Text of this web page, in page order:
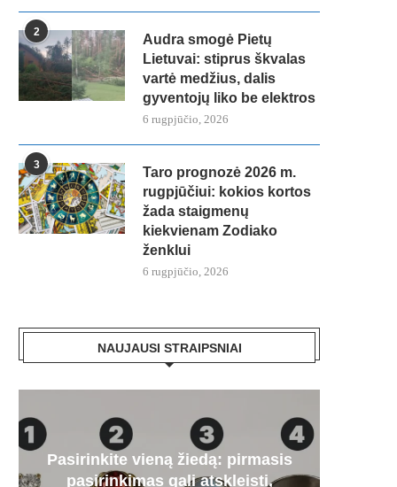
2
Audra smogė Pietų
Lietuvai: stiprus škvalas
vartė medžius, dalis
gyventojų liko be elektros
6 rugpjūčio, 2026
3
Taro prognozė 2026 m.
rugpjūčiui: kokios kortos
žada staigmenų
kiekvienam Zodiako
ženklui
6 rugpjūčio, 2026
NAUJAUSI STRAIPSNIAI
Pasirinkite vieną žiedą: pirmasis
pasirinkimas gali atskleisti,